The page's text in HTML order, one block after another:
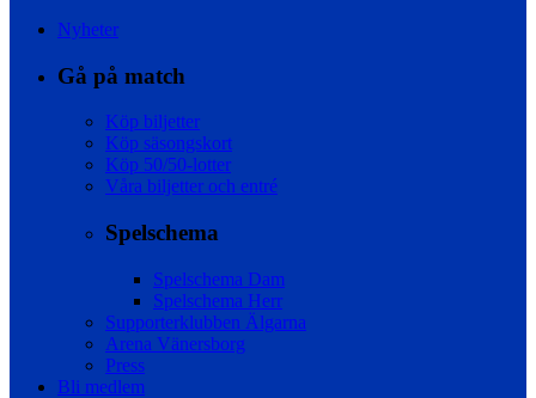
Nyheter
Gå på match
Köp biljetter
Köp säsongskort
Köp 50/50-lotter
Våra biljetter och entré
Spelschema
Spelschema Dam
Spelschema Herr
Supporterklubben Älgarna
Arena Vänersborg
Press
Bli medlem